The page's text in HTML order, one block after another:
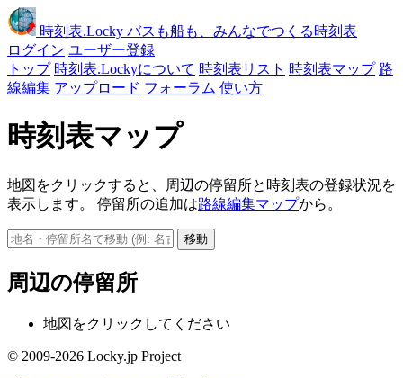
時刻表.Locky バスも船も、みんなでつくる時刻表
ログイン ユーザー登録
トップ 時刻表.Lockyについて 時刻表リスト 時刻表マップ 路
線編集 アップロード フォーラム 使い方
時刻表マップ
地図をクリックすると、周辺の停留所と時刻表の登録状況を
表示します。 停留所の追加は路線編集マップから。
移動
周辺の停留所
地図をクリックしてください
© 2009-2026 Locky.jp Project